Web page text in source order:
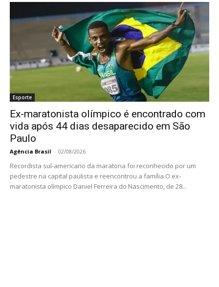
Esporte
Ex-maratonista olímpico é encontrado com
vida após 44 dias desaparecido em São
Paulo
Agência Brasil - 02/08/2026
Recordista sul-americano da maratona foi reconhecido por um
pedestre na capital paulista e reencontrou a família O ex-
maratonista olímpico Daniel Ferreira do Nascimento, de 28...